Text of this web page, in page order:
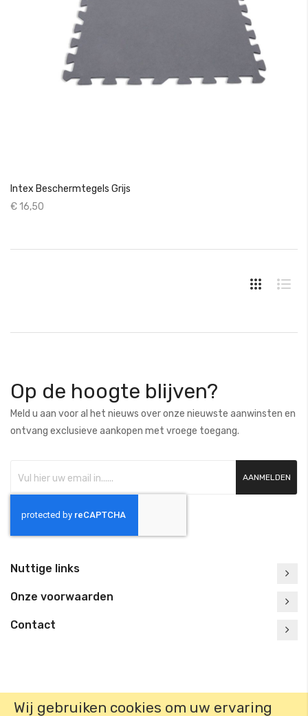
Wij gebruiken cookies om uw ervaring
Intex Beschermtegels Grijs
€ 16,50
Op de hoogte blijven?
Meld u aan voor al het nieuws over onze nieuwste aanwinsten en
ontvang exclusieve aankopen met vroege toegang.
AANMELDEN
Nuttige links
Onze voorwaarden
Contact